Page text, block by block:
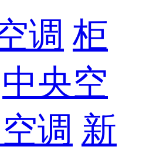
调 柜
中央空
调 新